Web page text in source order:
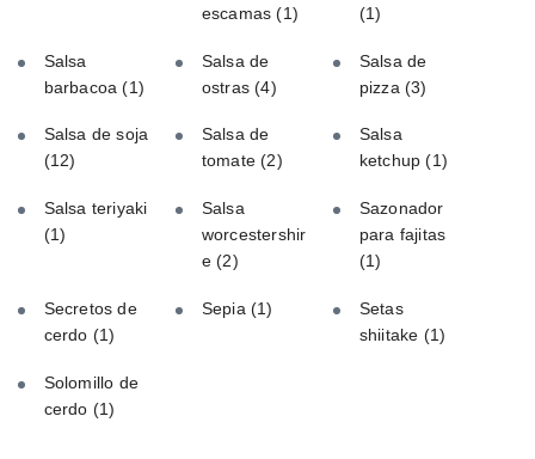
escamas(1)
(1)
Salsa
barbacoa(1)
Salsa de
ostras(4)
Salsa de
pizza(3)
Salsa de soja
(12)
Salsa de
tomate(2)
Salsa
ketchup(1)
Salsa teriyaki
(1)
Salsa
worcestershir
e(2)
Sazonador
para fajitas
(1)
Secretos de
cerdo (1)
Sepia (1)
Setas
shiitake (1)
Solomillo de
cerdo (1)